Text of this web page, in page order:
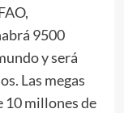
9500
y será
Las megas
10 millones de